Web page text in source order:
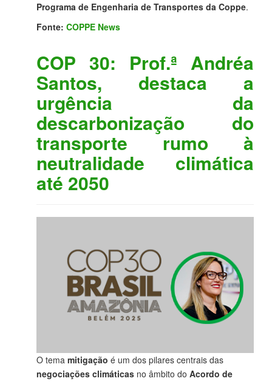
Programa de Engenharia de Transportes da Coppe.
Fonte: COPPE News
COP 30: Prof.ª Andréa
Santos, destaca a
urgência da
descarbonização do
transporte rumo à
neutralidade climática
até 2050
O tema mitigação é um dos pilares centrais das
negociações climáticas no âmbito do Acordo de